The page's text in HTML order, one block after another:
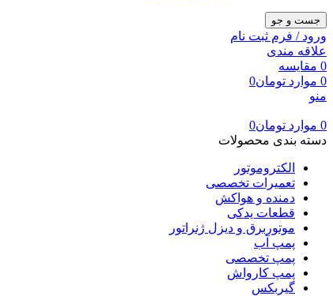
جست و جو
ورود / فرم ثبت نام
علاقه مندی
0 مقایسه
0 موارد تومان0
منو
0 موارد تومان0
دسته بندی محصولات
الکتروموتور
تعمیرات تخصصی
دمنده و هواکش
قطعات یدکی
موتوربرق و دیزل ژنراتور
پمپ آب
پمپ تخصصی
پمپ کارواش
گیربکس